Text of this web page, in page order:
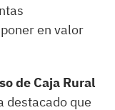
en valor
de Caja Rural
destacado que